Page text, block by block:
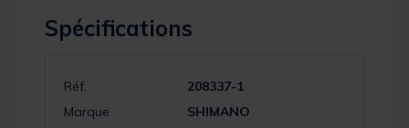
Spécifications
Réf.
208337-1
Marque
SHIMANO